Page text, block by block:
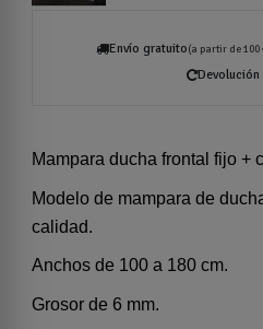
Envío gratuito(a partir de 100
Devolución
Mampara ducha frontal fijo +
Modelo de mampara de
calidad.
Anchos de 100 a 180 cm.
Grosor de 6 mm.